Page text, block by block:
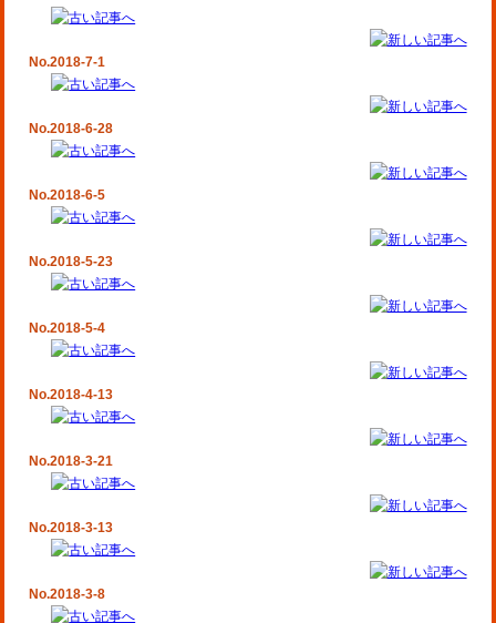
No.2018-7-1
No.2018-6-28
No.2018-6-5
No.2018-5-23
No.2018-5-4
No.2018-4-13
No.2018-3-21
No.2018-3-13
No.2018-3-8